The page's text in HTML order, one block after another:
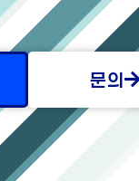
문의